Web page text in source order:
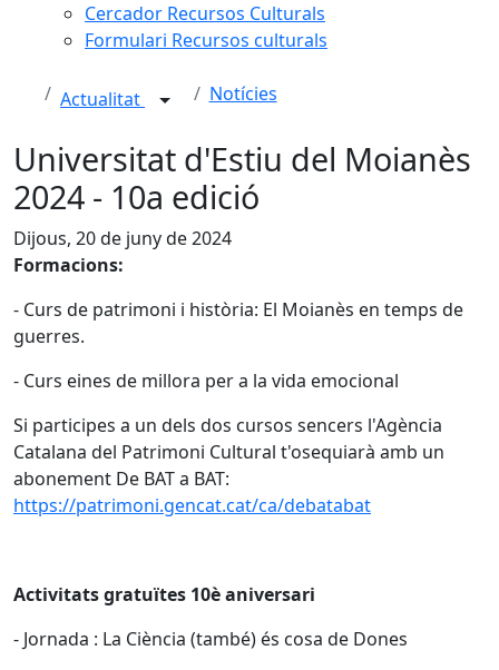
Cercador Recursos Culturals
Formulari Recursos culturals
Actualitat Notícies
Universitat d'Estiu del Moianès
2024 - 10a edició
Dijous, 20 de juny de 2024
Formacions:
- Curs de patrimoni i història: El Moianès en temps de
guerres.
- Curs eines de millora per a la vida emocional
Si participes a un dels dos cursos sencers l'Agència
Catalana del Patrimoni Cultural t'osequiarà amb un
abonement De BAT a BAT:
https://patrimoni.gencat.cat/ca/debatabat
Activitats gratuïtes 10è aniversari
- Jornada : La Ciència (també) és cosa de Dones